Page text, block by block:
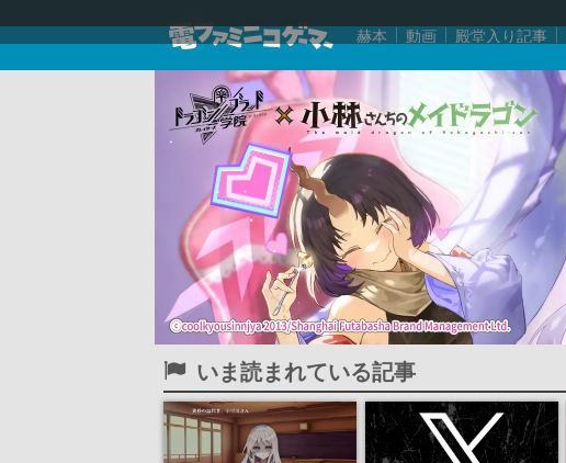
赫本 動画 殿堂入り記事
いま読まれている記事